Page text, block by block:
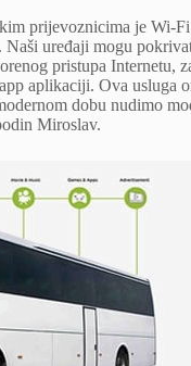
prijevoznicima je Wi-
uređaji mogu
pristupa
aplikaciji. Ova usluga
dobu nudimo
Miroslav.